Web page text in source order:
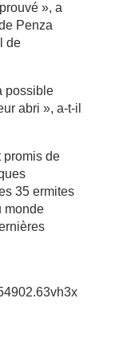
», a
Penza
de
possible
abri », a-t-il
promis de
35 ermites
monde